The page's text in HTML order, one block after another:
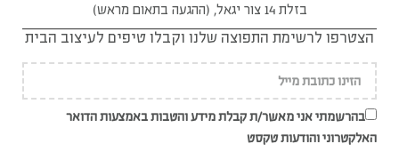
בזלת 14 צור יגאל, (ההגעה בתאום מראש)
הצטרפו לרשימת התפוצה שלנו וקבלו טיפים לעיצוב הבית
בהרשמתי אני מאשר/ת קבלת מידע והטבות באמצעות הדואר
האלקטרוני והודעות טקסט